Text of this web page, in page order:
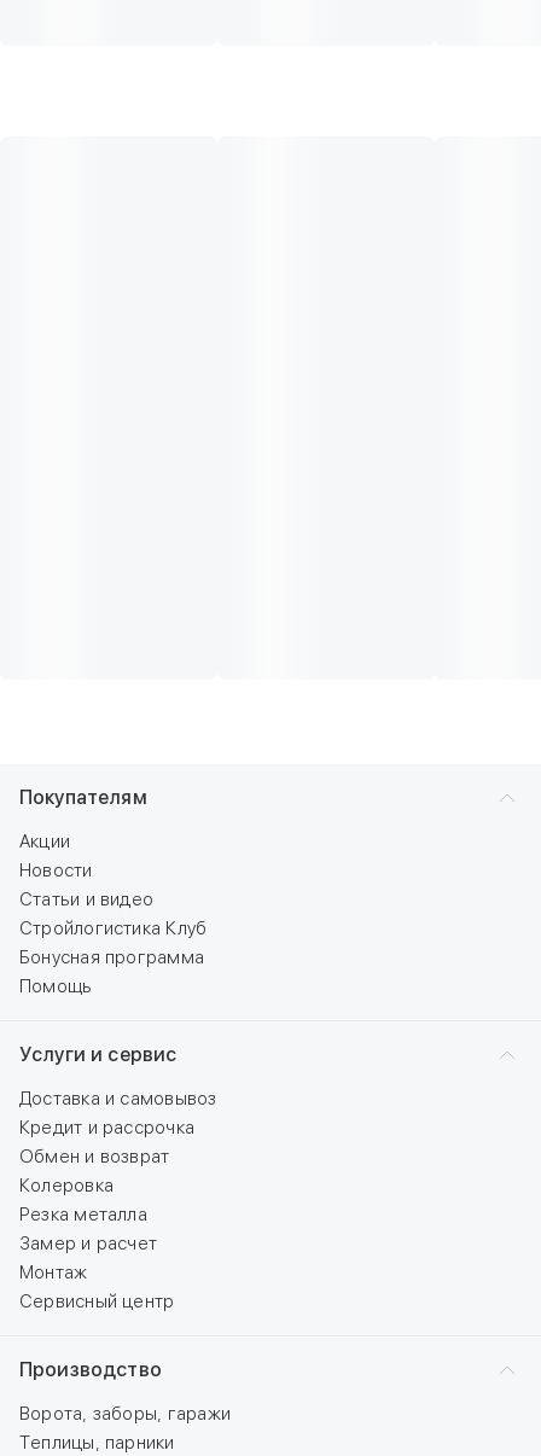
Покупателям
Акции
Новости
Статьи и видео
Стройлогистика Клуб
Бонусная программа
Помощь
Услуги и сервис
Доставка и самовывоз
Кредит и рассрочка
Обмен и возврат
Колеровка
Резка металла
Замер и расчет
Монтаж
Сервисный центр
Производство
Ворота, заборы, гаражи
Теплицы, парники